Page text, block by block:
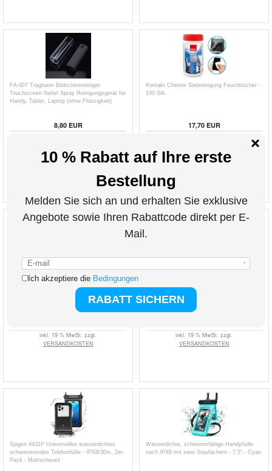
FA-007 Tragbarer Bildschirmreiniger
Touchscreen Nebel Spray Reinigungsgerät für
Handy, Tablet, Laptop (ohne Flüssigkeit)
8,80EUR
inkl. 19 % MwSt. zzgl.
VERSANDKOSTEN
Kontakt Chemie Siebreinigung Feuchttücher -
100 Stk.
17,70EUR
inkl. 19 % MwSt. zzgl.
VERSANDKOSTEN
Universelle Vertikale Smartphone Holster-
EUR
inkl. 19 % MwSt. zzgl.
VERSANDKOSTEN
MTB Universal Wasserdichte Fahrradtasche -
19,00
inkl. 19 % MwSt. zzgl.
VERSANDKOSTEN
Spigen A611P Universelles wasserdichtes
schwimmendes Telefonhülle - IPX8/30m, 2er-
Pack - Mattschwarz
Wasserdichte, schwimmfähige Handyhülle
nach IPX8 mit zwei Staufächern - 7.5" - Cyan